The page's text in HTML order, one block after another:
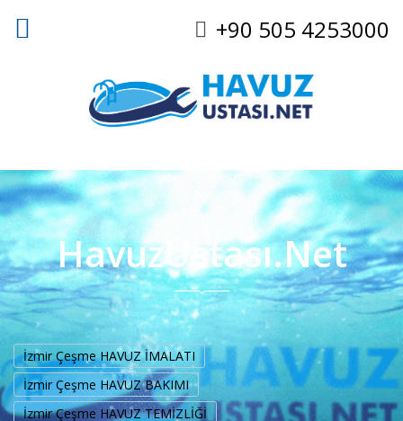
+90 505 4253000
HavuzUstası.Net
İzmir Çeşme HAVUZ İMALATI
İzmir Çeşme HAVUZ BAKIMI
İzmir Çeşme HAVUZ TEMİZLİĞİ